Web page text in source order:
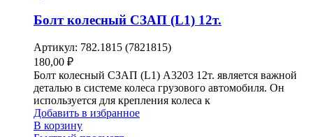
Болт колесный СЗАП (L1) 12т.
Артикул: 782.1815 (7821815)
180,00 ₽
Болт колесный СЗАП (L1) A3203 12т. является важной
деталью в системе колеса грузового автомобиля. Он
используется для крепления колеса к
Добавить в избранное
В корзину